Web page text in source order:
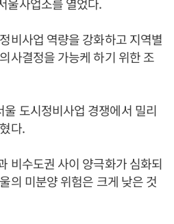
비사업 역량을 강화하고 지역별
사결정을 가능케 하기 위한 조
도시정비사업 경쟁에서 밀리
다.
비수도권 사이 양극화가 심화되
의 미분양 위험은 크게 낮은 것